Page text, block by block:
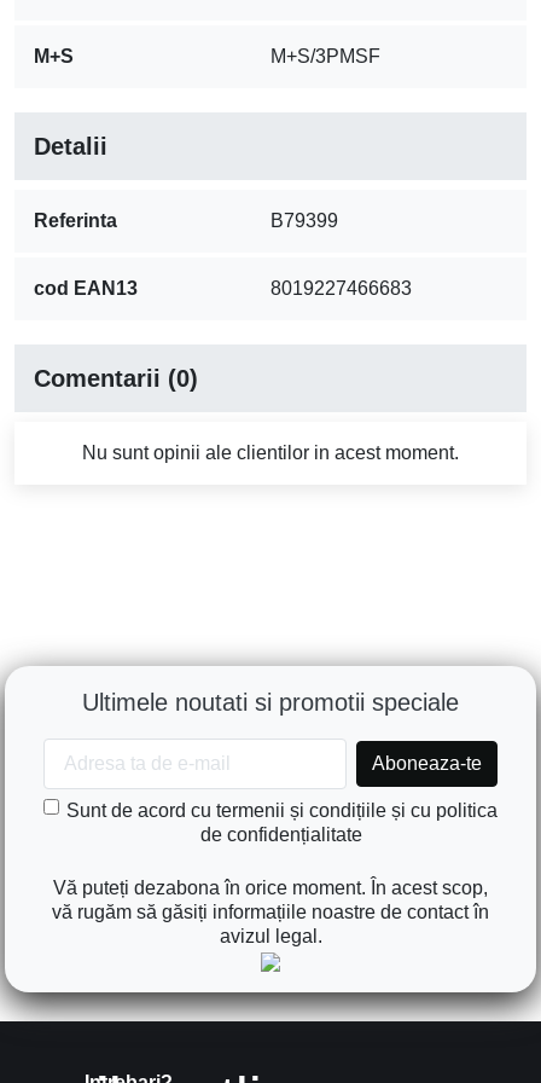
M+S M+S/3PMSF
Detalii
Referinta B79399
cod EAN13 8019227466683
Comentarii (0)
Nu sunt opinii ale clientilor in acest moment.
Ultimele noutati si promotii speciale
Sunt de acord cu termenii și condițiile și cu politica
de confidențialitate
Vă puteți dezabona în orice moment. În acest scop,
vă rugăm să găsiți informațiile noastre de contact în
avizul legal.